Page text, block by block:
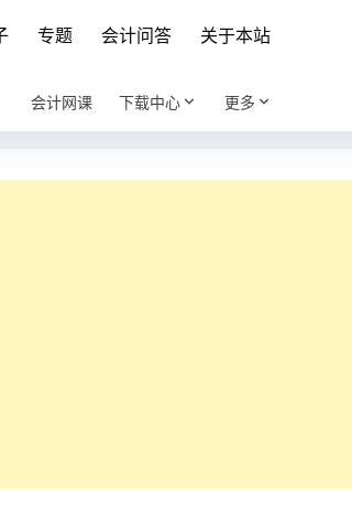
专题 会计问答 关于本站
会计网课 下载中心 更多